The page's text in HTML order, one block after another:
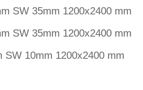
SW 35mm 1200x2400 mm
SW 35mm 1200x2400 mm
SW 10mm 1200x2400 mm